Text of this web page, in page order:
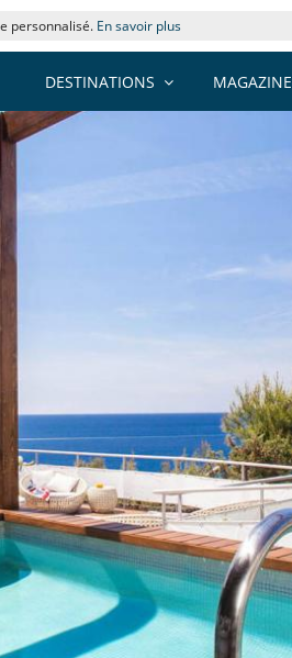
personnalisé. En savoir plus
MAGAZINE
DESTINATIONS